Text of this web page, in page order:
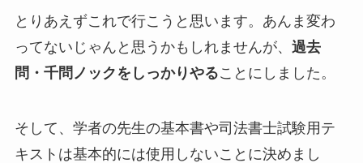
とりあえずこれで行こうと思います。あんま変わ
ってないじゃんと思うかもしれませんが、 過去
問・千問ノックをしっかりやることにしました。
そして、学者の先生の基本書や司法書士試験用テ
キストは基本的には使用しないことに決めまし